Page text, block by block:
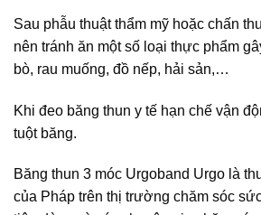
Sau phẫu thuật thẩm mỹ hoặc chấn
nên tránh ăn một số loại thực phẩm
bò, rau muống, đồ nếp, hải sản,…
Khi đeo băng thun y tế hạn chế vận
tuột băng.
Băng thun 3 móc Urgoband Urgo là
của Pháp trên thị trường chăm sóc